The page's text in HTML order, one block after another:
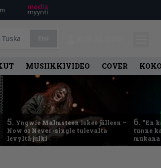
MUSIIKKIVIDEO COVER
5. Yngwie Malmsteen iskee jälleen –
Now or Never -single tulevalta
levyltä julki
6. ”En
tunne